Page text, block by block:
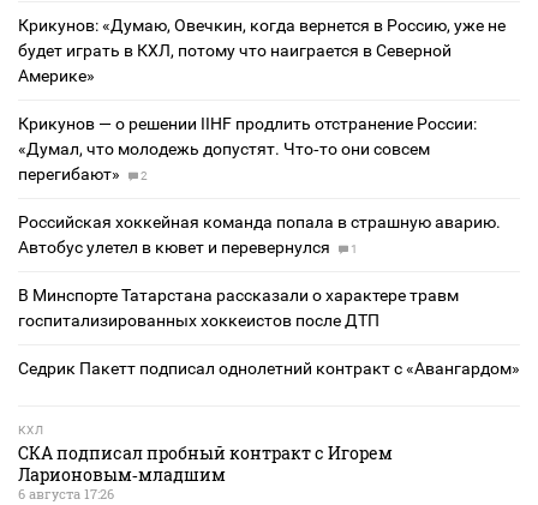
Крикунов: «Думаю, Овечкин, когда вернется в Россию, уже не
будет играть в КХЛ, потому что наиграется в Северной
Америке»
Крикунов — о решении IIHF продлить отстранение России:
«Думал, что молодежь допустят. Что‑то они совсем
перегибают»
2
Российская хоккейная команда попала в страшную аварию.
Автобус улетел в кювет и перевернулся
1
В Минспорте Татарстана рассказали о характере травм
госпитализированных хоккеистов после ДТП
Седрик Пакетт подписал однолетний контракт с «Авангардом»
КХЛ
СКА подписал пробный контракт с Игорем
Ларионовым‑младшим
6 августа 17:26